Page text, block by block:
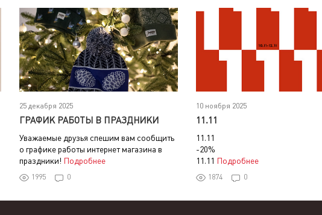
25 декабря 2025
ГРАФИК РАБОТЫ В ПРАЗДНИКИ
Уважаемые друзья спешим вам сообщить
о графике работы интернет магазина в
праздники! Подробнее
1995 0
10 ноября 2025
11.11
11.11
-20%
11.11 Подробнее
1874 0